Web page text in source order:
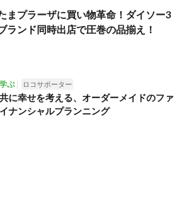
まプラーザに買い物革命！ダイソー3
ランド同時出店で圧巻の品揃え！
学ぶ ロコサポーター
共に幸せを考える、オーダーメイドのファ
イナンシャルプランニング